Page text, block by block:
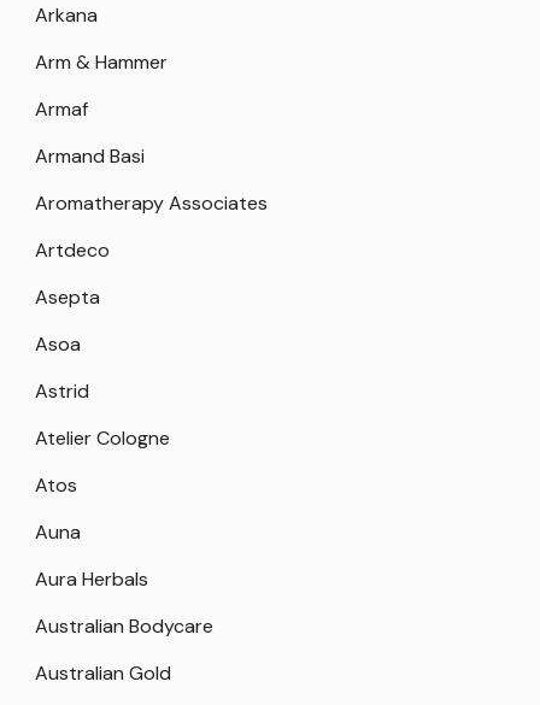
Arkana
Arm & Hammer
Armaf
Armand Basi
Aromatherapy Associates
Artdeco
Asepta
Asoa
Astrid
Atelier Cologne
Atos
Auna
Aura Herbals
Australian Bodycare
Australian Gold